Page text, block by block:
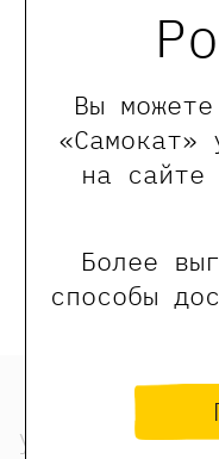
Вы
«Самокат»
на сайте
Более
способы
1100 ₽
Волкова Ольга,
Кнебекайзе
Александра
узнать